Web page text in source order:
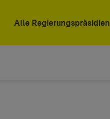
Alle Regierungspräsidien